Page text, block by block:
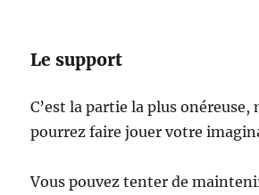
Le support
C’est la partie la plus onéreuse,
pourrez faire jouer votre
Vous pouvez tenter de